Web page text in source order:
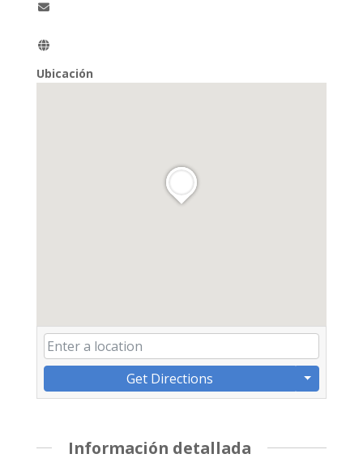
Ubicación
Get Directions
Información detallada